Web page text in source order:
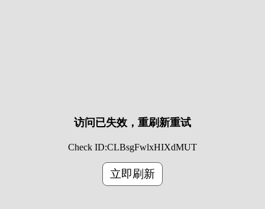
访问已失效，重刷新重试
Check ID:CLBsgFwlxHIXdMUT
立即刷新